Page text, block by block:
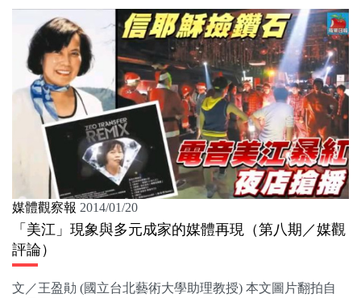
媒體觀察報 2014/01/20
「美江」現象與多元成家的媒體再現（第八期／媒觀
評論）
文／王盈勛 (國立台北藝術大學助理教授) 本文圖片翻拍自